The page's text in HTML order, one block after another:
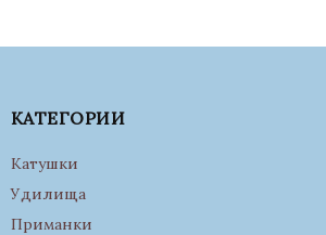
КАТЕГОРИИ
Катушки
Удилища
Приманки